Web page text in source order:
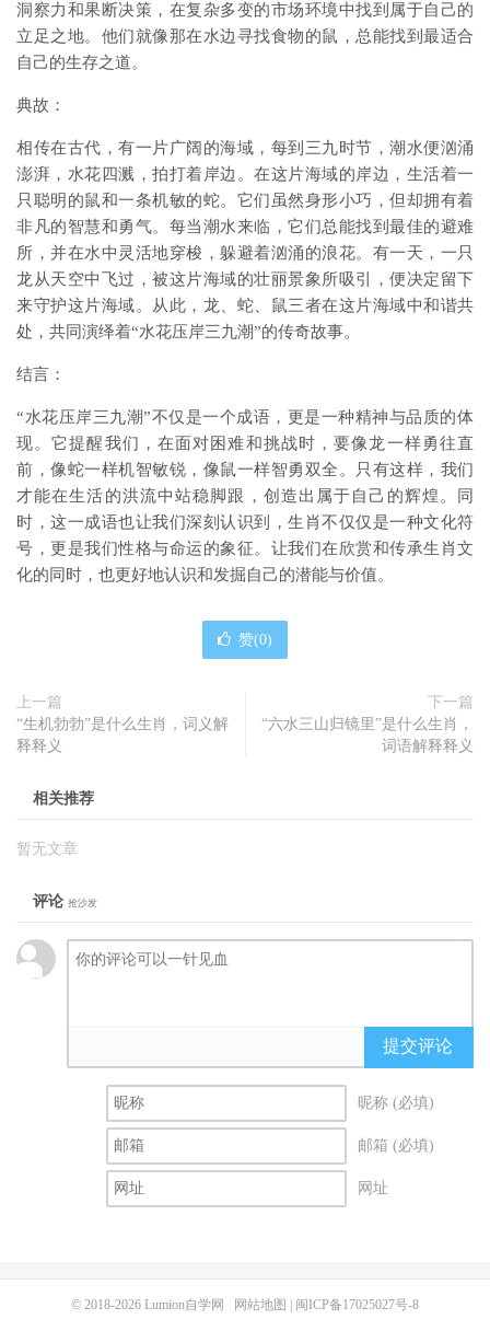
洞察力和果断决策，在复杂多变的市场环境中找到属于自己的
立足之地。他们就像那在水边寻找食物的鼠，总能找到最适合
自己的生存之道。
典故：
相传在古代，有一片广阔的海域，每到三九时节，潮水便汹涌
澎湃，水花四溅，拍打着岸边。在这片海域的岸边，生活着一
只聪明的鼠和一条机敏的蛇。它们虽然身形小巧，但却拥有着
非凡的智慧和勇气。每当潮水来临，它们总能找到最佳的避难
所，并在水中灵活地穿梭，躲避着汹涌的浪花。有一天，一只
龙从天空中飞过，被这片海域的壮丽景象所吸引，便决定留下
来守护这片海域。从此，龙、蛇、鼠三者在这片海域中和谐共
处，共同演绎着“水花压岸三九潮”的传奇故事。
结言：
“水花压岸三九潮”不仅是一个成语，更是一种精神与品质的体
现。它提醒我们，在面对困难和挑战时，要像龙一样勇往直
前，像蛇一样机智敏锐，像鼠一样智勇双全。只有这样，我们
才能在生活的洪流中站稳脚跟，创造出属于自己的辉煌。同
时，这一成语也让我们深刻认识到，生肖不仅仅是一种文化符
号，更是我们性格与命运的象征。让我们在欣赏和传承生肖文
化的同时，也更好地认识和发掘自己的潜能与价值。
赞(0)
上一篇
“生机勃勃”是什么生肖，词义解
释释义
下一篇
“六水三山归镜里”是什么生肖，
词语解释释义
相关推荐
暂无文章
评论 抢沙发
提交评论
昵称 (必填)
邮箱 (必填)
网址
© 2018-2026 Lumion自学网 网站地图 闽ICP备17025027号-8